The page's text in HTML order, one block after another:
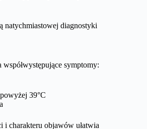
natychmiastowej diagnostyki
symptomy:
39°C
i charakteru objawów ułatwia